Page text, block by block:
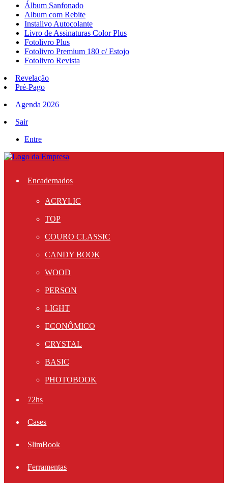
Álbum Sanfonado
Album com Rebite
Instalivo Autocolante
Livro de Assinaturas Color Plus
Fotolivro Plus
Fotolivro Premium 180 c/ Estojo
Fotolivro Revista
Revelação
Pré-Pago
Agenda 2026
Sair
Entre
Encadernados
ACRYLIC
TOP
COURO CLASSIC
CANDY BOOK
WOOD
PERSON
LIGHT
ECONÔMICO
CRYSTAL
BASIC
PHOTOBOOK
72hs
Cases
SlimBook
Ferramentas